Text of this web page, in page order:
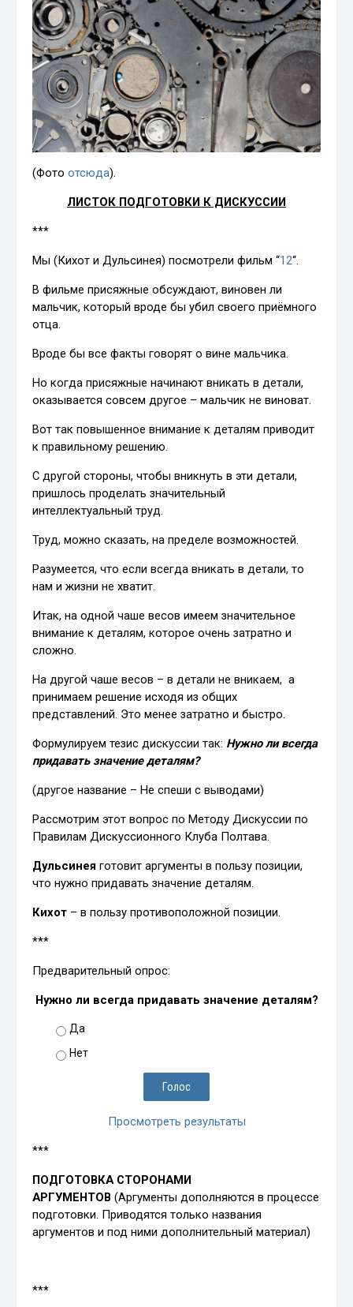
(Фотоотсюда).
ЛИСТОК ПОДГОТОВКИ К ДИСКУССИИ
***
Мы (Кихот и Дульсинея) посмотрели фильм “12“.
В фильме присяжные обсуждают, виновен ли
мальчик, который вроде бы убил своего приёмного
отца.
Вроде бы все факты говорят о вине мальчика.
Но когда присяжные начинают вникать в детали,
оказывается совсем другое – мальчик не виноват.
Вот так повышенное внимание к деталям приводит
к правильному решению.
С другой стороны, чтобы вникнуть в эти детали,
пришлось проделать значительный
интеллектуальный труд.
Труд, можно сказать, на пределе возможностей.
Разумеется, что если всегда вникать в детали, то
нам и жизни не хватит.
Итак, на одной чаше весов имеем значительное
внимание к деталям, которое очень затратно и
сложно.
На другой чаше весов – в детали не вникаем, а
принимаем решение исходя из общих
представлений. Это менее затратно и быстро.
Формулируем тезис дискуссии так: Нужно ли всегда
придавать значение деталям?
(другое название – Не спеши с выводами)
Рассмотрим этот вопрос по Методу Дискуссии по
Правилам Дискуссионного Клуба Полтава.
Дульсинея готовит аргументы в пользу позиции,
что нужно придавать значение деталям.
Кихот – в пользу противоположной позиции.
***
Предварительный опрос:
Нужно ли всегда придавать значение деталям?
Да
Нет
Просмотреть результаты
***
ПОДГОТОВКА СТОРОНАМИ
АРГУМЕНТОВ (Аргументы дополняются в процессе
подготовки. Приводятся только названия
аргументов и под ними дополнительный материал)
***